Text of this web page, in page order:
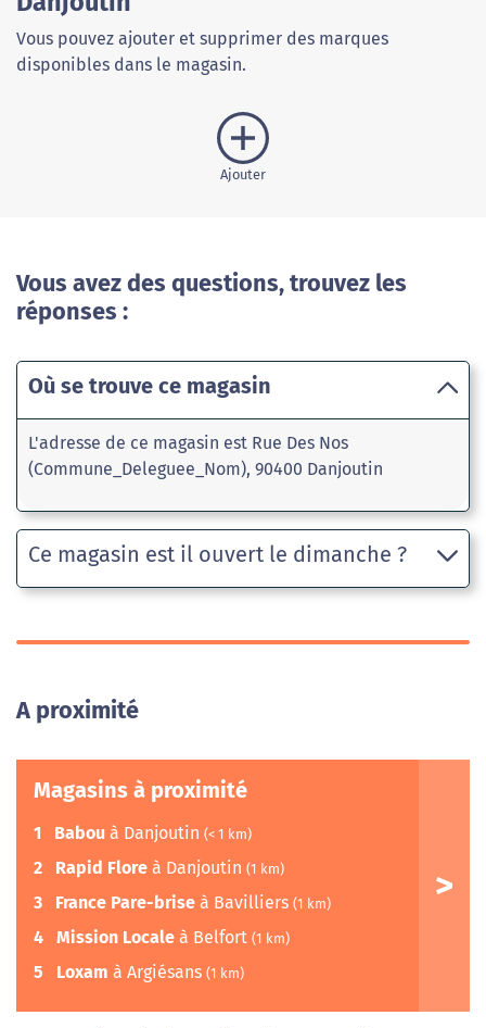
Vous pouvez ajouter et supprimer des marques
disponibles dans le magasin.
Ajouter
Vous avez des questions, trouvez les
réponses :
Où se trouve ce magasin
L'adresse de ce magasin est Rue Des Nos
(Commune_Deleguee_Nom), 90400 Danjoutin
Ce magasin est il ouvert le dimanche ?
A proximité
Magasins à proximité
1 Babou à Danjoutin (< 1 km)
2 Rapid Flore à Danjoutin (1 km)
3 France Pare-brise à Bavilliers (1 km)
4 Mission Locale à Belfort (1 km)
5 Loxam à Argiésans (1 km)